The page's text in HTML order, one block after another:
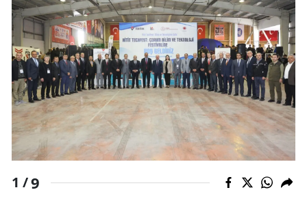
Giresun
Gümüşhane
Hakkari
Hatay
Isparta
Mersin
İstanbul
1 /9